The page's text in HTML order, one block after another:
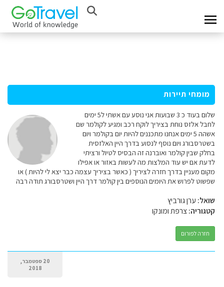
מומחי תיירות
שלום בעוד כ 3 שבועות אני נוסע עם אשתי ל5 ימים
לחבל אלזס נוחת בציריך לוקח רכב ומגיע לקולמר שם
אשהה 5 ימים אנחנו מתכננים להיות יום בקולמר ויום
בשטרסבורג ויום נוסף לנסוע בדרך היין האלזסית
בחלק שבין קולמר ואוברנה זה הבסיס לטיול ורציתי
לדעת אם יש עוד המלצות מה לעשות באזור או אפילו
מקום מעניין בדרך חזרה לציריך ( כאשר בציריך עצמה כבר יצא לי להיות ) או
שפשוט לפרוש את היומים הנוספים בין קולמר דרך היין ושטרסבורג תודה רבה
שואל: ערן גורביץ
קטגוריה:צרפת ומונקו
חזרה לפורום
20 ספטמבר,
2018